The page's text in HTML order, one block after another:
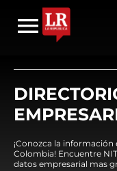
¡Conozca la
Colombia! Encuentre
datos empresarial mas